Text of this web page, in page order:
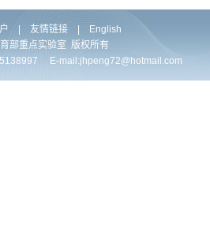
友情链接
English
部重点实验室 版权所有
E-mail:jhpeng72@hotmail.com